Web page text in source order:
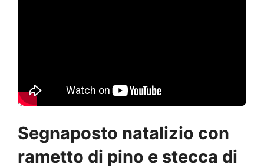
Segnaposto natalizio con
rametto di pino e stecca di